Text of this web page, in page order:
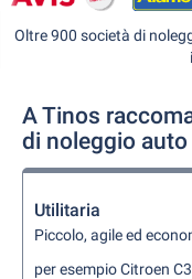
Oltre 900 società di
A Tinos
di noleggio auto
Utilitaria
Piccolo, agile ed
per esempio Citroen